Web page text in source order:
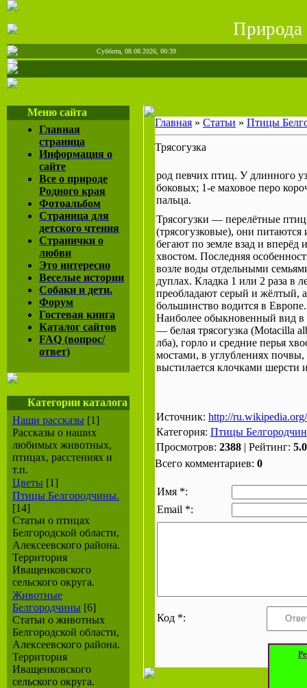
Природа
Суббота, 08.08.2026, 00:39
Меню сайта
Главная
страница
Информация о
сайте
Все о природе
Родного края
Фотоальбом
Страница для
детского чтения
Странички о
любви
Это интересно
Веселые истории
Собаки и дети.
Форум
Гостевая книга
Каталог сайтов
FAQ (вопрос/
ответ)
Категории каталога
Наши рассказы [1]
Рассказы о наших
любимых животных,
птицах, расстениях и
т.п.
Цветы [1]
Птицы Белгородчины.
[14]
Статьи о птицах
Белгородской области,
Алексеевского района.
Территория
Иващенковского
сельского округа.
Животные
Белгородчины [6]
Статьи о животных
Белгородской области,
Алексеевского района.
Территория
Иващенковского
сельского округа.
Главная » Статьи » Птицы
Трясогузка
род певчих птиц. У длинного
боковых; 1-е маховое перо
пальца.
Трясогузки — перелётные
(трясогузковые), они
бегают по земле взад и
хвостом. Последняя
возле воды отдельными
дуплах. Кладка 1 или 2 раза в
преобладают серый и жёлтый,
большинство водится в
Наиболее обыкновенный вид в
— белая трясогузка (Motacilla
лба), горло и средние перья
мостами, в углублениях
выстилается клочками шерсти
Источник: http://
Категория: Птицы
Просмотров: 2388 | Рейтинг: 5.0
Всего комментариев: 0
Имя *:
Email *:
Код *: